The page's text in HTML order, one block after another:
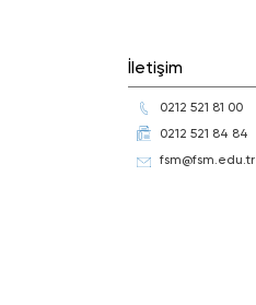
İletişim
0212 521 81 00
0212 521 84 84
fsm@fsm.edu.tr